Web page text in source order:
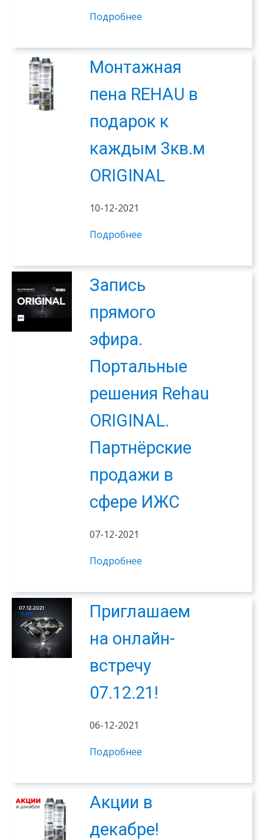
Подробнее
Монтажная
пена REHAU в
подарок к
каждым 3кв.м
ORIGINAL
10-12-2021
Подробнее
Запись
прямого
эфира.
Портальные
решения Rehau
ORIGINAL.
Партнёрские
продажи в
сфере ИЖС
07-12-2021
Подробнее
Приглашаем
на онлайн-
встречу
07.12.21!
06-12-2021
Подробнее
Акции в
декабре!